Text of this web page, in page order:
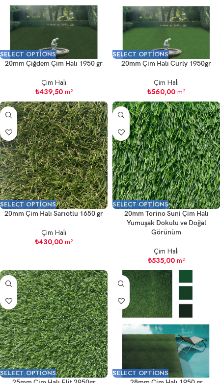
SELECT OPTIONS
20mm Çiğdem Çim Halı 1950 gr
Çim Halı
₺439,50m²
SELECT OPTIONS
20mm Çim Halı Curly 1950gr
Çim Halı
₺560,00 m²
SELECT OPTIONS
20mm Çim Halı Sarıotlu 1650 gr
Çim Halı
₺430,00 m²
SELECT OPTIONS
20mm Torino Suni Çim Halı
Yumuşak Dokulu ve Doğal
Görünüm
Çim Halı
₺535,00 m²
SELECT OPTIONS SELECT OPTIONS